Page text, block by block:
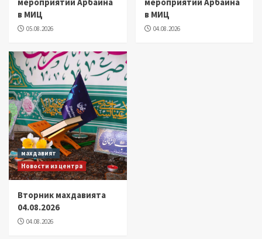
в МИЦ
05.08.2026
в МИЦ
04.08.2026
махдавият
Новости из центра
Вторник махдавията
04.08.2026
04.08.2026